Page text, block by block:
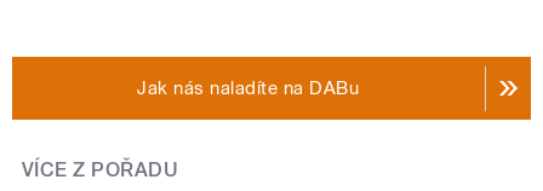
Jak nás naladíte na DABu
VÍCE Z POŘADU